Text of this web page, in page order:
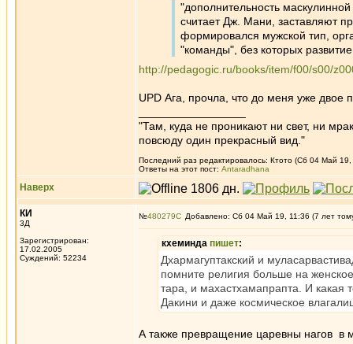
"дополнительность
считает Дж. Мани, заставляют
формировался мужской тип,
"команды", без которых
http://pedagogic.ru/books/item/f00/s00/
UPD Ага, прочла, что до меня уже двое
"Там, куда не проникают ни свет, ни
повсюду один прекрасный вид."
Последний раз редактировалось: Ктото (Сб 04 Май 19,
Ответы на этот пост: Antaradhana
Наверх
КИ
3Д
Зарегистрирован:
17.02.2005
Суждений: 52234
№480279 Добавлено: Сб 04 Май 19, 11:36 (7 лет
кхеминда пишет:
Дхармагуптакский и
помните религия больше на
тара, и махастхамапрапта. И какая
Дакини и даже космическое
А также превращение царевны нагов в